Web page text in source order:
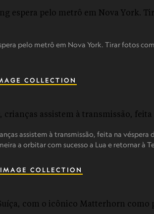
pelo metrô em Nova York. Tirar fotos
COLLECTION
assistem à transmissão, feita na véspera
a orbitar com sucesso a Lua e retornar à
COLLECTION